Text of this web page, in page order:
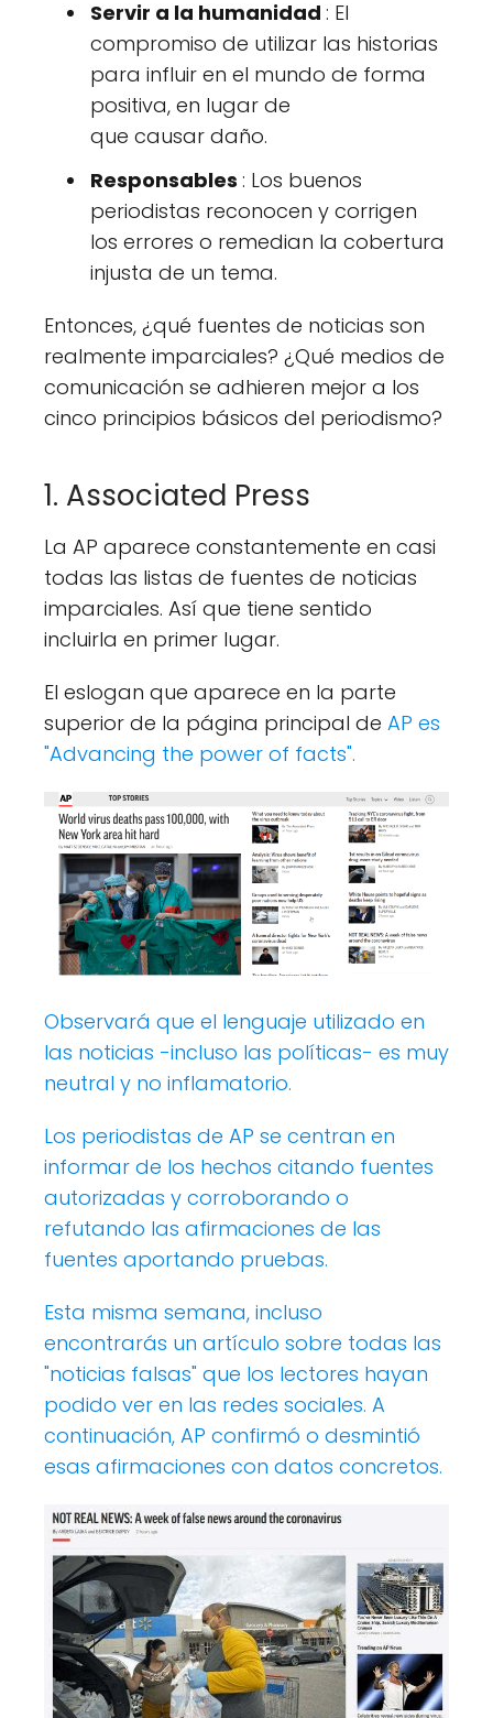
Servir a la humanidad : El
compromiso de utilizar las historias
para influir en el mundo de forma
positiva, en lugar de
que causar daño.
Responsables : Los buenos
periodistas reconocen y corrigen
los errores o remedian la cobertura
injusta de un tema.
Entonces, ¿qué fuentes de noticias son
realmente imparciales? ¿Qué medios de
comunicación se adhieren mejor a los
cinco principios básicos del periodismo?
1. Associated Press
La AP aparece constantemente en casi
todas las listas de fuentes de noticias
imparciales. Así que tiene sentido
incluirla en primer lugar.
El eslogan que aparece en la parte
superior de la página principal de AP es
"Advancing the power of facts".
Observará que el lenguaje utilizado en
las noticias -incluso las políticas- es muy
neutral y no inflamatorio.
Los periodistas de AP se centran en
informar de los hechos citando fuentes
autorizadas y corroborando o
refutando las afirmaciones de las
fuentes aportando pruebas.
Esta misma semana, incluso
encontrarás un artículo sobre todas las
"noticias falsas" que los lectores hayan
podido ver en las redes sociales. A
continuación, AP confirmó o desmintió
esas afirmaciones con datos concretos.